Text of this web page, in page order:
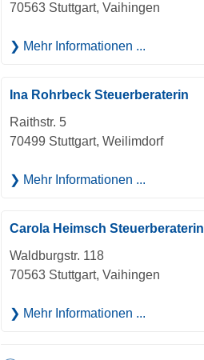
70563 Stuttgart, Vaihingen
Mehr Informationen ...
Ina Rohrbeck Steuerberaterin
Raithstr. 5
70499 Stuttgart, Weilimdorf
Mehr Informationen ...
Carola Heimsch Steuerberaterin
Waldburgstr. 118
70563 Stuttgart, Vaihingen
Mehr Informationen ...